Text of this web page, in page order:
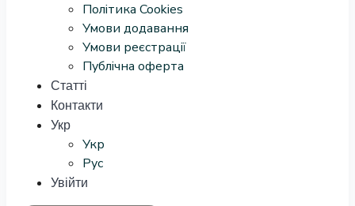
Політика Cookies
Умови додавання
Умови реєстрації
Публічна оферта
Статті
Контакти
Укр
Укр
Рус
Увійти